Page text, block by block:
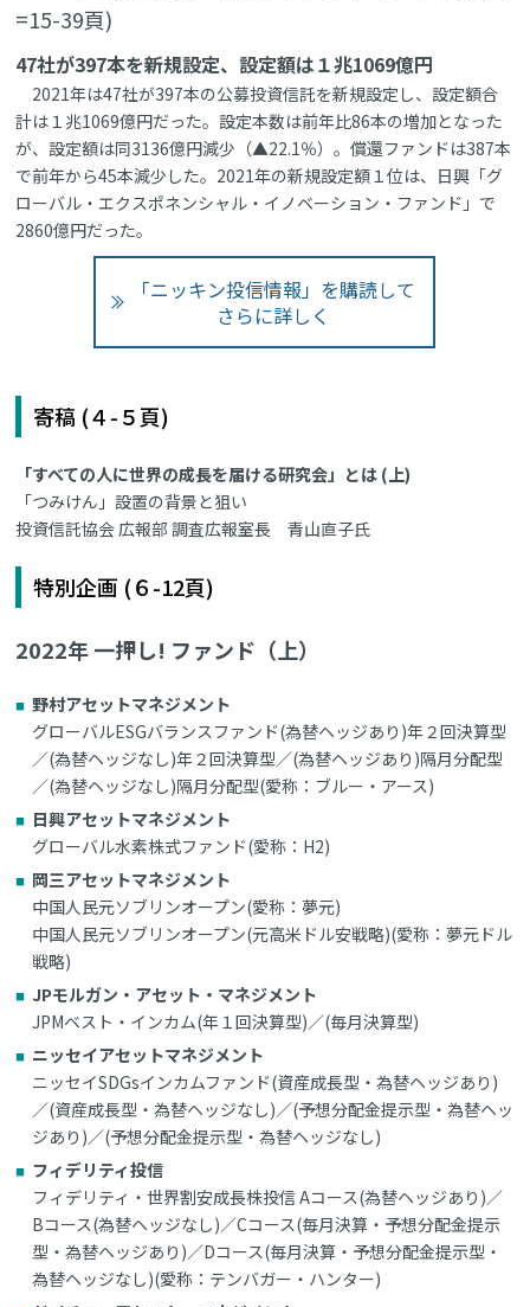
=15-39頁)
47社が397本を新規設定、設定額は１兆1069億円
2021年は47社が397本の公募投資信託を新規設定し、設定額合
計は１兆1069億円だった。設定本数は前年比86本の増加となった
が、設定額は同3136億円減少（▲22.1％）。償還ファンドは387本
で前年から45本減少した。2021年の新規設定額１位は、日興「グ
ローバル・エクスポネンシャル・イノベーション・ファンド」で
2860億円だった。
「ニッキン投信情報」を購読して
さらに詳しく
寄稿 (４-５頁)
「すべての人に世界の成長を届ける研究会」とは (上)
「つみけん」設置の背景と狙い
投資信託協会 広報部 調査広報室長 青山直子氏
特別企画 (６-12頁)
2022年 一押し! ファンド（上）
野村アセットマネジメント
グローバルESGバランスファンド(為替ヘッジあり)年２回決算型
／(為替ヘッジなし)年２回決算型／(為替ヘッジあり)隔月分配型
／(為替ヘッジなし)隔月分配型(愛称：ブルー・アース)
日興アセットマネジメント
グローバル水素株式ファンド(愛称：H2)
岡三アセットマネジメント
中国人民元ソブリンオープン(愛称：夢元)
中国人民元ソブリンオープン(元高米ドル安戦略)(愛称：夢元ドル
戦略)
JPモルガン・アセット・マネジメント
JPMベスト・インカム(年１回決算型)／(毎月決算型)
ニッセイアセットマネジメント
ニッセイSDGsインカムファンド(資産成長型・為替ヘッジあり)
／(資産成長型・為替ヘッジなし)／(予想分配金提示型・為替ヘッ
ジあり)／(予想分配金提示型・為替ヘッジなし)
フィデリティ投信
フィデリティ・世界割安成長株投信 Aコース(為替ヘッジあり)／
Bコース(為替ヘッジなし)／Cコース(毎月決算・予想分配金提示
型・為替ヘッジあり)／Dコース(毎月決算・予想分配金提示型・
為替ヘッジなし)(愛称：テンバガー・ハンター)